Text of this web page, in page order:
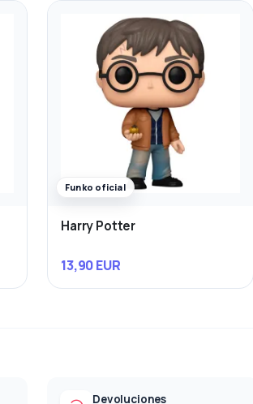
Funko oficial
Harry Potter
13,90 EUR
Devoluciones